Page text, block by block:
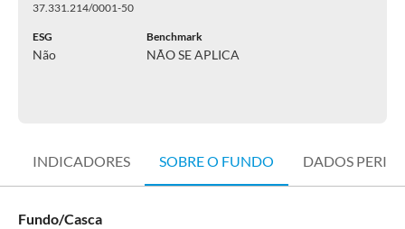
37.331.214/0001-50
ESG
Não
Benchmark
NÃO SE APLICA
INDICADORES SOBRE O FUNDO DADOS
Fundo/Casca